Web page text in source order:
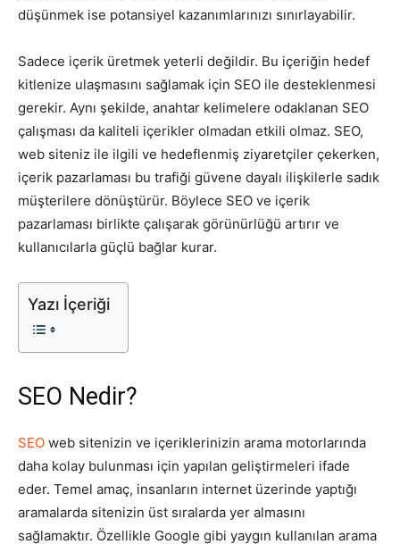
ASO,
Tasarım,
düşünmek ise potansiyel kazanımlarınızı sınırlayabilir.
Sadece içerik üretmek yeterli değildir. Bu içeriğin hedef
kitlenize ulaşmasını sağlamak için SEO ile desteklenmesi
gerekir. Aynı şekilde, anahtar kelimelere odaklanan SEO
çalışması da kaliteli içerikler olmadan etkili olmaz. SEO,
web siteniz ile ilgili ve hedeflenmiş ziyaretçiler çekerken,
içerik pazarlaması bu trafiği güvene dayalı ilişkilerle sadık
müşterilere dönüştürür. Böylece SEO ve içerik
pazarlaması birlikte çalışarak görünürlüğü artırır ve
kullanıcılarla güçlü bağlar kurar.
Yazı İçeriği
SEO Nedir?
SEO web sitenizin ve içeriklerinizin arama motorlarında
daha kolay bulunması için yapılan geliştirmeleri ifade
eder. Temel amaç, insanların internet üzerinde yaptığı
aramalarda sitenizin üst sıralarda yer almasını
sağlamaktır. Özellikle Google gibi yaygın kullanılan arama